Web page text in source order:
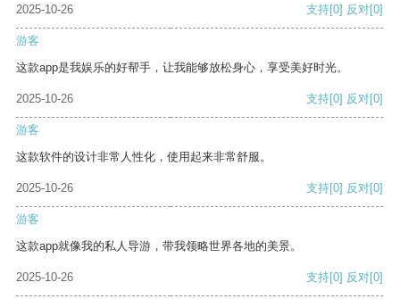
2025-10-26 支持[0] 反对[0]
游客
这款app是我娱乐的好帮手，让我能够放松身心，享受美好时光。
2025-10-26 支持[0] 反对[0]
游客
这款软件的设计非常人性化，使用起来非常舒服。
2025-10-26 支持[0] 反对[0]
游客
这款app就像我的私人导游，带我领略世界各地的美景。
2025-10-26 支持[0] 反对[0]